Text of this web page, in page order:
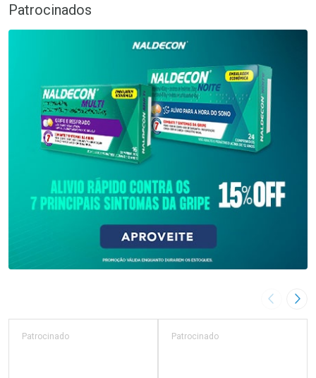
Patrocinados
Imagem
Patrocinado Patrocinado